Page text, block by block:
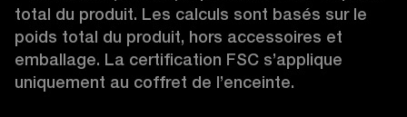
total du produit. Les calculs sont basés sur le
poids total du produit, hors accessoires et
emballage. La certification FSC s’applique
uniquement au coffret de l’enceinte.